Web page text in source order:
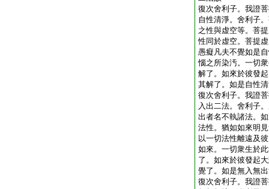
復次舍利子。我證
自性清淨。舍利子
之性與虚空等。菩
性同於虚空。菩提
愚癡凡夫不覺如是
惱之所染汚。一切
解了。如來於彼發
其解了。如是自性
復次舍利子。我證
入出二法。舍利子
出者名不執諸法。
法性。猶如如來明
以一切法性離遠及
如來。一切衆生於
了。如來於彼發起
覺了。如是無入無
復次舍利子。我證